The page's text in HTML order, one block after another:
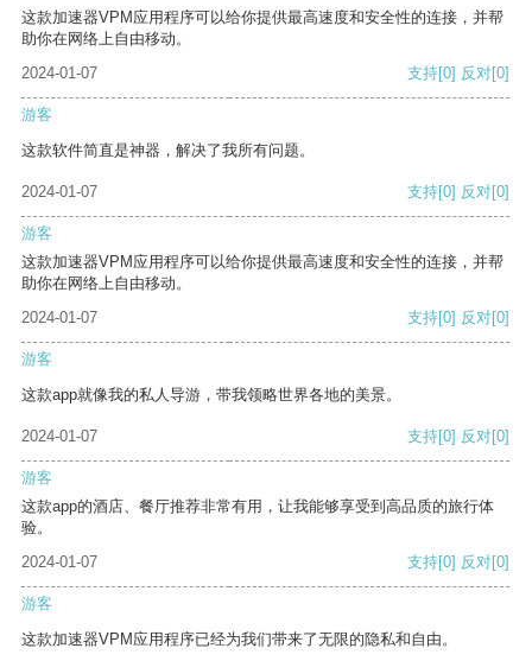
这款加速器VPM应用程序可以给你提供最高速度和安全性的连接，并帮
助你在网络上自由移动。
2024-01-07
支持[0] 反对[0]
游客
这款软件简直是神器，解决了我所有问题。
2024-01-07 支持[0] 反对[0]
游客
这款加速器VPM应用程序可以给你提供最高速度和安全性的连接，并帮
助你在网络上自由移动。
2024-01-07
支持[0] 反对[0]
游客
这款app就像我的私人导游，带我领略世界各地的美景。
2024-01-07 支持[0] 反对[0]
游客
这款app的酒店、餐厅推荐非常有用，让我能够享受到高品质的旅行体
验。
2024-01-07
支持[0] 反对[0]
游客
这款加速器VPM应用程序已经为我们带来了无限的隐私和自由。